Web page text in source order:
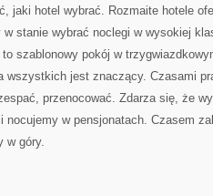
jaki hotel wybrać. Rozmaite hotele
stanie wybrać noclegi w wysokiej
szablonowy pokój w
wszystkich jest znaczący. Czasami
przenocować. Zdarza się, że
nocujemy w pensjonatach. Czasem
w góry.